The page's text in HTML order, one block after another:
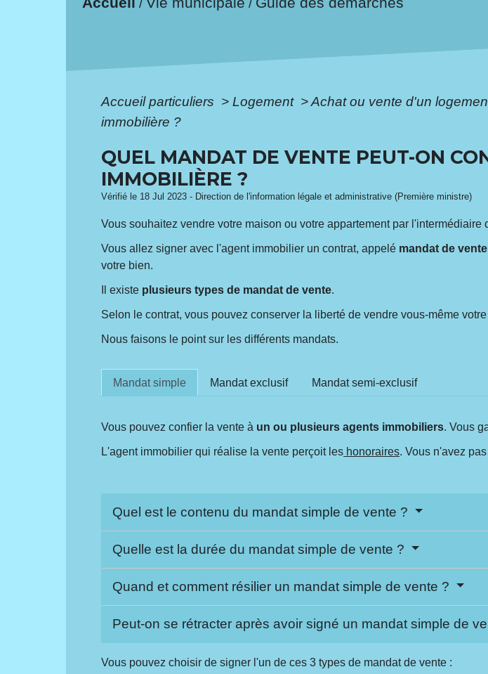
/ /
Accueil particuliers > Logement >Achat ou vente d'un
immobilière ?
QUEL MANDAT DE VENTE PEUT-ON
IMMOBILIÈRE ?
Vérifié le 18 Jul 2023 - Direction de l'information légale et administrative (Première ministre)
Vous souhaitez vendre votre maison ou votre appartement par l'intermédiaire
Vous allez signer avec l'agent immobilier un contrat, appelé mandat de vente
votre bien.
Il existe plusieurs types de mandat de vente.
Selon le contrat, vous pouvez conserver la liberté de vendre vous-même
Nous faisons le point sur les différents mandats.
Mandat simple Mandat exclusif Mandat semi-exclusif
Vous pouvez confier la vente à un ou plusieurs agents immobiliers. Vous
L'agent immobilier qui réalise la vente perçoit les honoraires. Vous n'avez
Quel est le contenu du mandat simple de vente ?
Quelle est la durée du mandat simple de vente ?
Quand et comment résilier un mandat simple de vente ?
Peut-on se rétracter après avoir signé un mandat simple de
Vous pouvez choisir de signer l'un de ces 3 types de mandat de vente :